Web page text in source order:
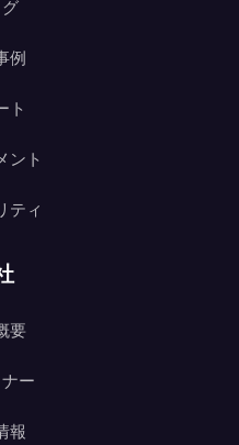
例
ト
ント
ティ
要
ー
報